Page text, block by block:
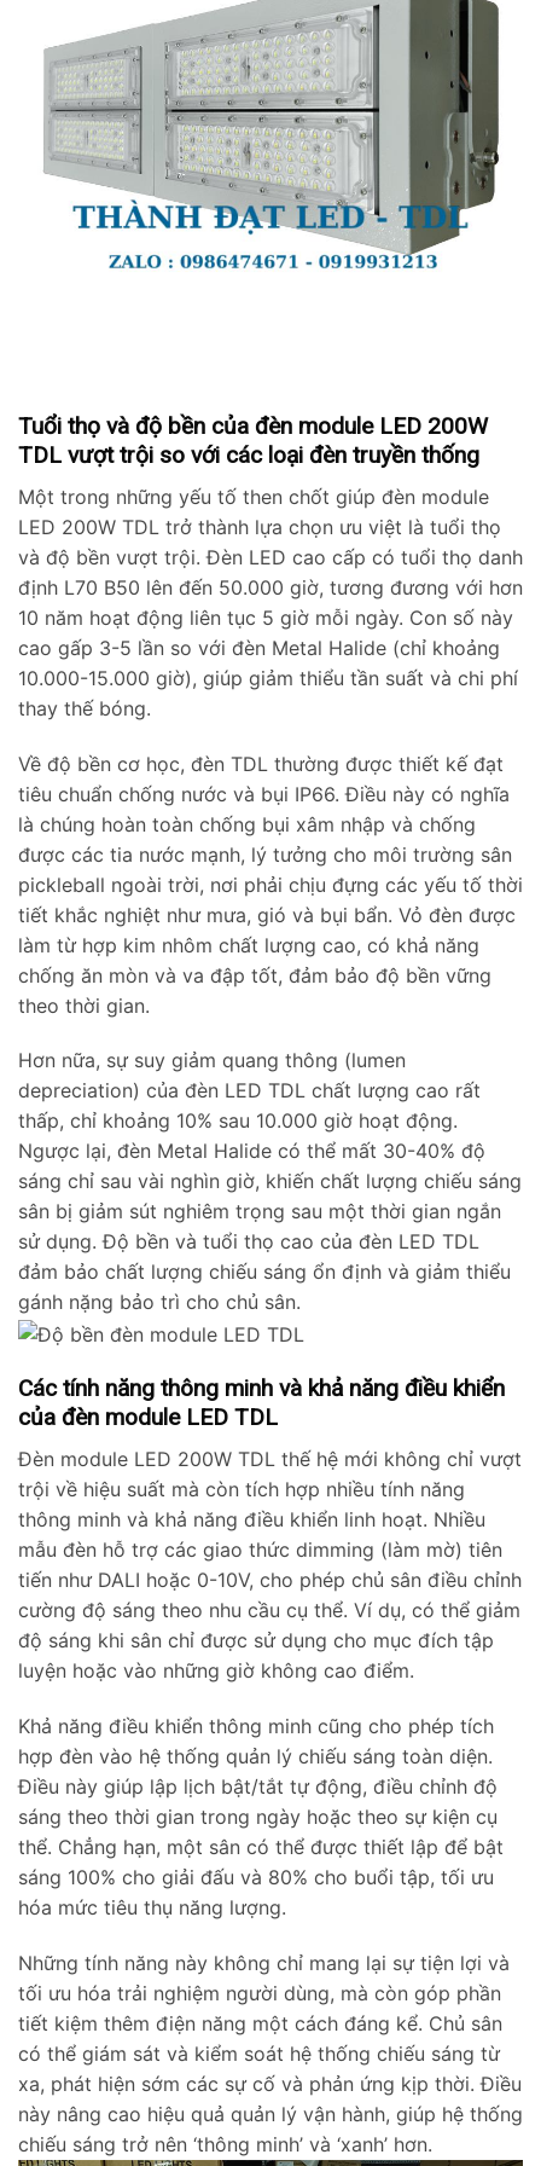
Tuổi thọ và độ bền của đèn module LED 200W
TDL vượt trội so với các loại đèn truyền thống
Một trong những yếu tố then chốt giúp đèn module
LED 200W TDL trở thành lựa chọn ưu việt là tuổi thọ
và độ bền vượt trội. Đèn LED cao cấp có tuổi thọ danh
định L70 B50 lên đến 50.000 giờ, tương đương với hơn
10 năm hoạt động liên tục 5 giờ mỗi ngày. Con số này
cao gấp 3-5 lần so với đèn Metal Halide (chỉ khoảng
10.000-15.000 giờ), giúp giảm thiểu tần suất và chi phí
thay thế bóng.
Về độ bền cơ học, đèn TDL thường được thiết kế đạt
tiêu chuẩn chống nước và bụi IP66. Điều này có nghĩa
là chúng hoàn toàn chống bụi xâm nhập và chống
được các tia nước mạnh, lý tưởng cho môi trường sân
pickleball ngoài trời, nơi phải chịu đựng các yếu tố thời
tiết khắc nghiệt như mưa, gió và bụi bẩn. Vỏ đèn được
làm từ hợp kim nhôm chất lượng cao, có khả năng
chống ăn mòn và va đập tốt, đảm bảo độ bền vững
theo thời gian.
Hơn nữa, sự suy giảm quang thông (lumen
depreciation) của đèn LED TDL chất lượng cao rất
thấp, chỉ khoảng 10% sau 10.000 giờ hoạt động.
Ngược lại, đèn Metal Halide có thể mất 30-40% độ
sáng chỉ sau vài nghìn giờ, khiến chất lượng chiếu sáng
sân bị giảm sút nghiêm trọng sau một thời gian ngắn
sử dụng. Độ bền và tuổi thọ cao của đèn LED TDL
đảm bảo chất lượng chiếu sáng ổn định và giảm thiểu
gánh nặng bảo trì cho chủ sân.
Các tính năng thông minh và khả năng điều khiển
của đèn module LED TDL
Đèn module LED 200W TDL thế hệ mới không chỉ vượt
trội về hiệu suất mà còn tích hợp nhiều tính năng
thông minh và khả năng điều khiển linh hoạt. Nhiều
mẫu đèn hỗ trợ các giao thức dimming (làm mờ) tiên
tiến như DALI hoặc 0-10V, cho phép chủ sân điều chỉnh
cường độ sáng theo nhu cầu cụ thể. Ví dụ, có thể giảm
độ sáng khi sân chỉ được sử dụng cho mục đích tập
luyện hoặc vào những giờ không cao điểm.
Khả năng điều khiển thông minh cũng cho phép tích
hợp đèn vào hệ thống quản lý chiếu sáng toàn diện.
Điều này giúp lập lịch bật/tắt tự động, điều chỉnh độ
sáng theo thời gian trong ngày hoặc theo sự kiện cụ
thể. Chẳng hạn, một sân có thể được thiết lập để bật
sáng 100% cho giải đấu và 80% cho buổi tập, tối ưu
hóa mức tiêu thụ năng lượng.
Những tính năng này không chỉ mang lại sự tiện lợi và
tối ưu hóa trải nghiệm người dùng, mà còn góp phần
tiết kiệm thêm điện năng một cách đáng kể. Chủ sân
có thể giám sát và kiểm soát hệ thống chiếu sáng từ
xa, phát hiện sớm các sự cố và phản ứng kịp thời. Điều
này nâng cao hiệu quả quản lý vận hành, giúp hệ thống
chiếu sáng trở nên ‘thông minh’ và ‘xanh’ hơn.